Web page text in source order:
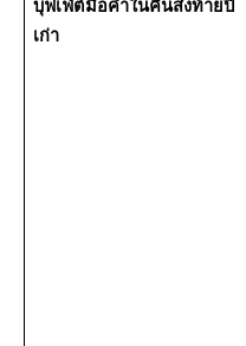
บุฟเฟ่ต์มื้อค่ำในคืนส่งท้ายปี
เก่า